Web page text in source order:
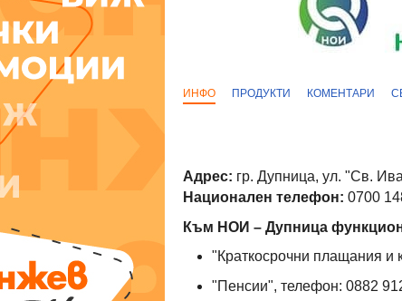
ИНФО ПРОДУКТИ КОМЕНТАРИ
Адрес: гр. Дупница, ул. "Св.
Национален телефон: 0700
Към НОИ – Дупница
"Краткосрочни плащания и
"Пенсии", телефон: 0882